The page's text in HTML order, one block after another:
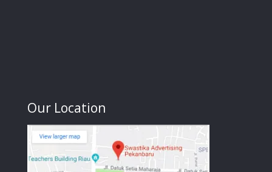
Our Location